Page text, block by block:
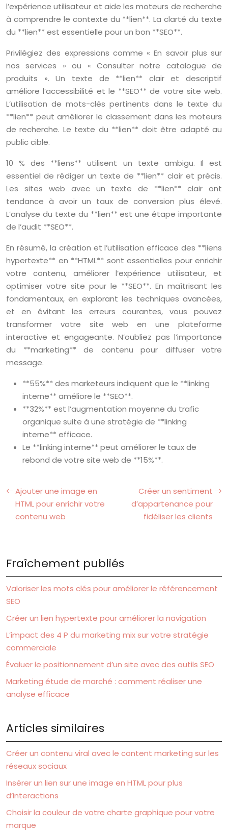
l’expérience utilisateur et aide les moteurs de recherche
à comprendre le contexte du **lien**. La clarté du texte
du **lien** est essentielle pour un bon **SEO**.
Privilégiez des expressions comme « En savoir plus sur
nos services » ou « Consulter notre catalogue de
produits ». Un texte de **lien** clair et descriptif
améliore l’accessibilité et le **SEO** de votre site web.
L’utilisation de mots-clés pertinents dans le texte du
**lien** peut améliorer le classement dans les moteurs
de recherche. Le texte du **lien** doit être adapté au
public cible.
10 % des **liens** utilisent un texte ambigu. Il est
essentiel de rédiger un texte de **lien** clair et précis.
Les sites web avec un texte de **lien** clair ont
tendance à avoir un taux de conversion plus élevé.
L’analyse du texte du **lien** est une étape importante
de l’audit **SEO**.
En résumé, la création et l’utilisation efficace des **liens
hypertexte** en **HTML** sont essentielles pour enrichir
votre contenu, améliorer l’expérience utilisateur, et
optimiser votre site pour le **SEO**. En maîtrisant les
fondamentaux, en explorant les techniques avancées,
et en évitant les erreurs courantes, vous pouvez
transformer votre site web en une plateforme
interactive et engageante. N’oubliez pas l’importance
du **marketing** de contenu pour diffuser votre
message.
**55%** des marketeurs indiquent que le **linking
interne** améliore le **SEO**.
**32%** est l’augmentation moyenne du trafic
organique suite à une stratégie de **linking
interne** efficace.
Le **linking interne** peut améliorer le taux de
rebond de votre site web de **15%**.
Ajouter une image en
HTML pour enrichir votre
contenu web
Créer un sentiment
d’appartenance pour
fidéliser les clients
Fraîchement publiés
Valoriser les mots clés pour améliorer le référencement
SEO
Créer un lien hypertexte pour améliorer la navigation
L’impact des 4 P du marketing mix sur votre stratégie
commerciale
Évaluer le positionnement d’un site avec des outils SEO
Marketing étude de marché : comment réaliser une
analyse efficace
Articles similaires
Créer un contenu viral avec le content marketing sur les
réseaux sociaux
Insérer un lien sur une image en HTML pour plus
d’interactions
Choisir la couleur de votre charte graphique pour votre
marque